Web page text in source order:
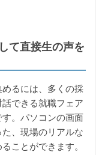
て直接生の声を
るには、多くの採
できる就職フェア
。パソコンの画面
、現場のリアルな
ことができます。